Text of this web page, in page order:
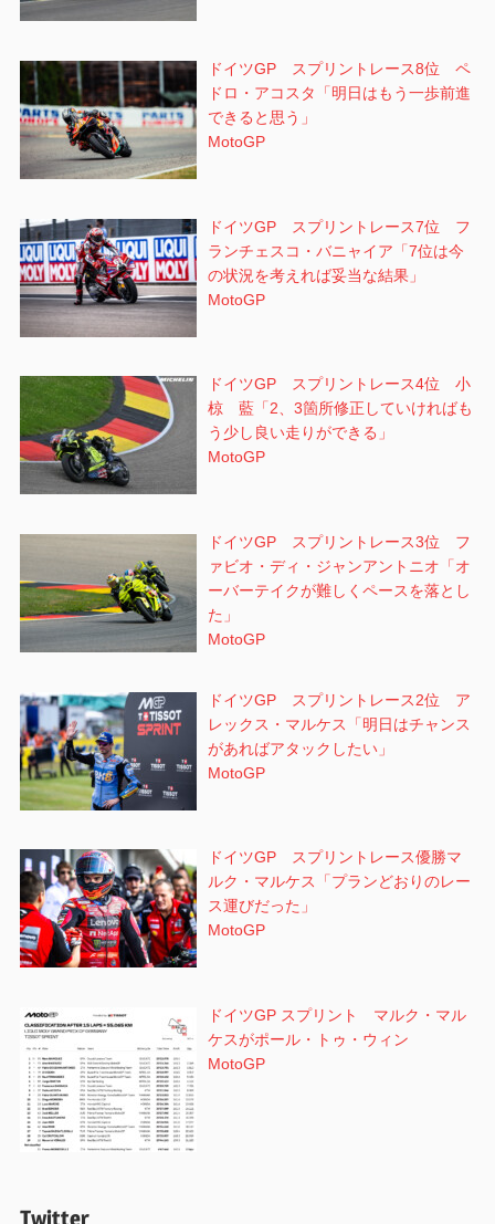
ドイツGP スプリントレース8位 ペ
ドロ・アコスタ「明日はもう一歩前進
できると思う」
MotoGP
ドイツGP スプリントレース7位 フ
ランチェスコ・バニャイア「7位は今
の状況を考えれば妥当な結果」
MotoGP
ドイツGP スプリントレース4位 小
椋 藍「2、3箇所修正していければも
う少し良い走りができる」
MotoGP
ドイツGP スプリントレース3位 フ
ァビオ・ディ・ジャンアントニオ「オ
ーバーテイクが難しくペースを落とし
た」
MotoGP
ドイツGP スプリントレース2位 ア
レックス・マルケス「明日はチャンス
があればアタックしたい」
MotoGP
ドイツGP スプリントレース優勝マ
ルク・マルケス「プランどおりのレー
ス運びだった」
MotoGP
ドイツGP スプリント マルク・マル
ケスがポール・トゥ・ウィン
MotoGP
Twitter